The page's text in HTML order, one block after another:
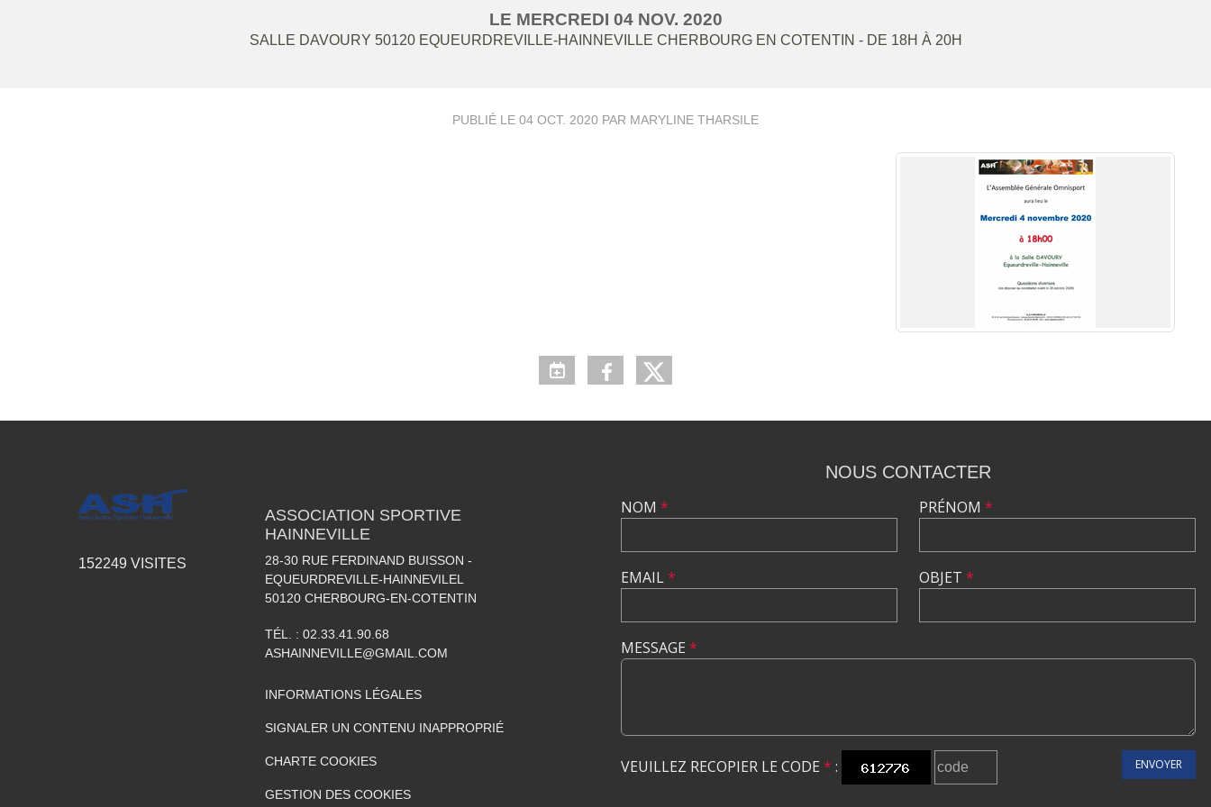
LE MERCREDI 04 NOV. 2020
SALLE DAVOURY 50120 EQUEURDREVILLE-HAINNEVILLE CHERBOURG EN COTENTIN - DE 18H À 20H
PUBLIÉ LE 04 OCT. 2020 PAR MARYLINE THARSILE
152249 VISITES
ASSOCIATION SPORTIVE
HAINNEVILLE
28-30 RUE FERDINAND BUISSON -
EQUEURDREVILLE-HAINNEVILEL
50120 CHERBOURG-EN-COTENTIN
TÉL. : 02.33.41.90.68
ASHAINNEVILLE@GMAIL.COM
INFORMATIONS LÉGALES
SIGNALER UN CONTENU INAPPROPRIÉ
CHARTE COOKIES
GESTION DES COOKIES
NOUS CONTACTER
NOM *
EMAIL*
PRÉNOM *
OBJET *
MESSAGE *
VEUILLEZ RECOPIER LE CODE * : ENVOYER